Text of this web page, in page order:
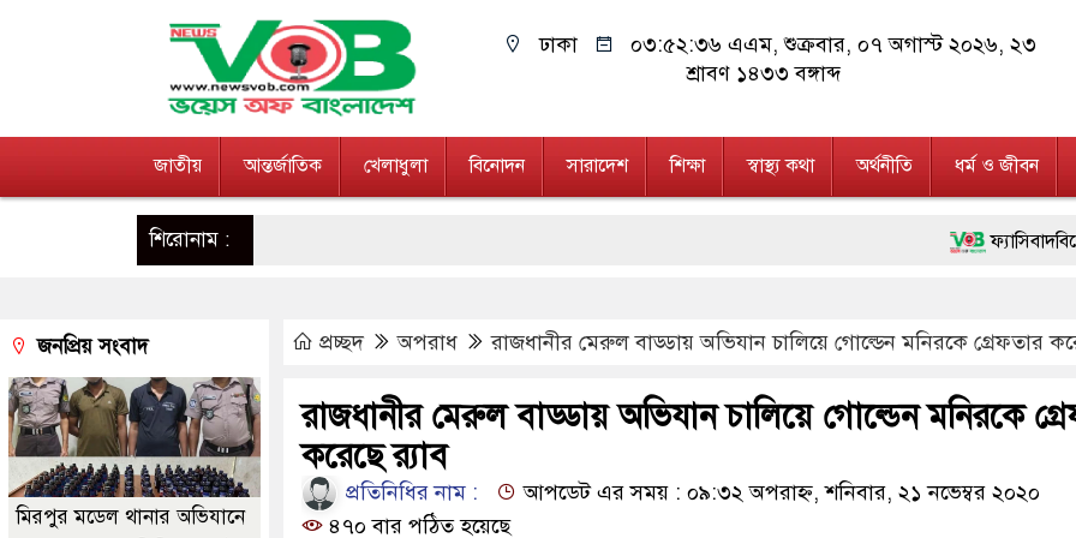
ঢাকা ০৩:৫২:৩৭ এএম, শুক্রবার, ০৭ অগাস্ট ২০২৬, ২৩
শ্রাবণ ১৪৩৩ বঙ্গাব্দ
জাতীয় আন্তর্জাতিক খেলাধুলা বিনোদন সারাদেশ শিক্ষা স্বাস্থ্য কথা অর্থনীতি ধর্ম ও জীবন
শিরোনাম : ফ্যাসিবাদবিরোধী
জনগণ পরিবর্তন চেয়েছে
২৮ লাখ টাকার জাল
নেতৃত্ব ও গণতন্ত্রের
অবৈধ বিদেশি পিস্তল,
প্রচ্ছদ অপরাধ রাজধানীর মেরুল বাড্ডায় অভিযান চালিয়ে গোল্ডেন মনিরকে গ্রেফতার
রাজধানীর মেরুল বাড্ডায় অভিযান চালিয়ে গোল্ডেন মনিরকে
করেছে র‌্যাব
প্রতিনিধির নাম :
আপডেট এর সময় : ০৯:৩২ অপরাহ্ন, শনিবার, ২১ নভেম্বর ২০২০
৪৭০ বার পঠিত হয়েছে
জনপ্রিয় সংবাদ
মিরপুর মডেল থানার অভিযানে